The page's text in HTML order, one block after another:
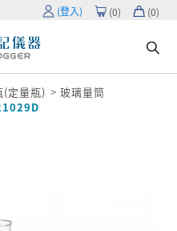
(登入) (0) (0)
定量瓶)
玻璃量筒